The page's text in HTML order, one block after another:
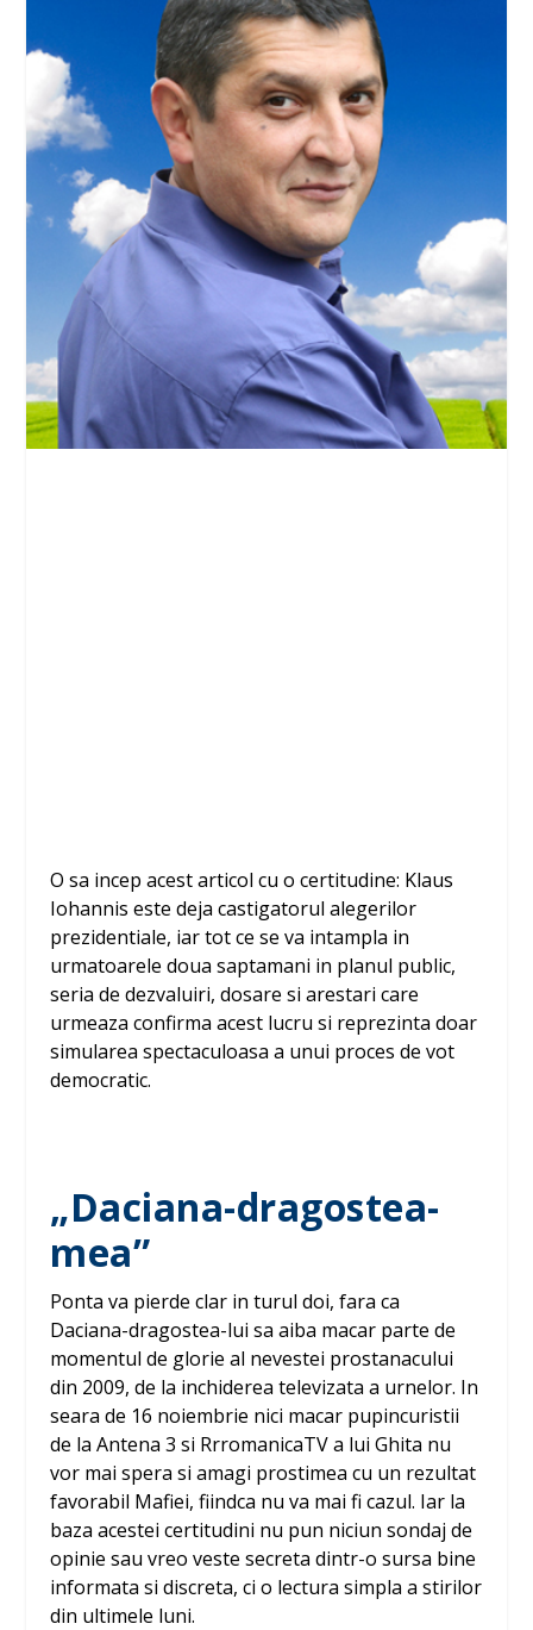
O sa incep acest articol cu o certitudine: Klaus
Iohannis este deja castigatorul alegerilor
prezidentiale, iar tot ce se va intampla in
urmatoarele doua saptamani in planul public,
seria de dezvaluiri, dosare si arestari care
urmeaza confirma acest lucru si reprezinta doar
simularea spectaculoasa a unui proces de vot
democratic.
„Daciana-dragostea-
mea”
Ponta va pierde clar in turul doi, fara ca
Daciana-dragostea-lui sa aiba macar parte de
momentul de glorie al nevestei prostanacului
din 2009, de la inchiderea televizata a urnelor. In
seara de 16 noiembrie nici macar pupincuristii
de la Antena 3 si RrromanicaTV a lui Ghita nu
vor mai spera si amagi prostimea cu un rezultat
favorabil Mafiei, fiindca nu va mai fi cazul. Iar la
baza acestei certitudini nu pun niciun sondaj de
opinie sau vreo veste secreta dintr-o sursa bine
informata si discreta, ci o lectura simpla a stirilor
din ultimele luni.